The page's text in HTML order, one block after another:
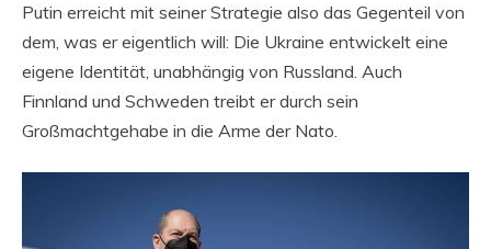
Putin erreicht mit seiner Strategie also das Gegenteil von
dem, was er eigentlich will: Die Ukraine entwickelt eine
eigene Identität, unabhängig von Russland. Auch
Finnland und Schweden treibt er durch sein
Großmachtgehabe in die Arme der Nato.